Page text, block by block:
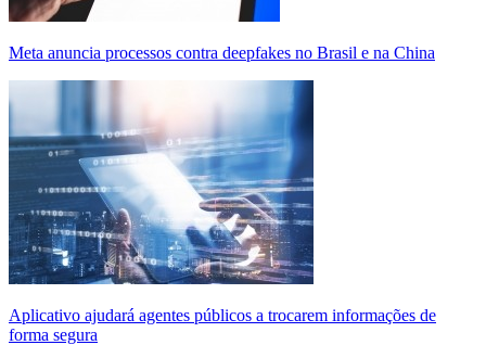
Meta anuncia processos contra deepfakes no Brasil e na China
Aplicativo ajudará agentes públicos a trocarem informações de
forma segura